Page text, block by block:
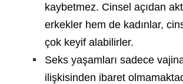
kaybetmez. Cinsel açıdan
erkekler hem de kadınlar,
çok keyif alabilirler.
Seks yaşamları sadece
ilişkisinden ibaret